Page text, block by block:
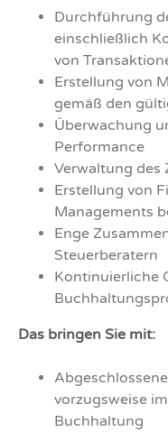
Durchführung
einschließlich
von
Erstellung von
gemäß den
Überwachung
Performance
Verwaltung des
Erstellung von
Managements
Enge
Steuerberatern
Kontinuierliche
Das bringen Sie mit:
vorzugsweise
Buchhaltung